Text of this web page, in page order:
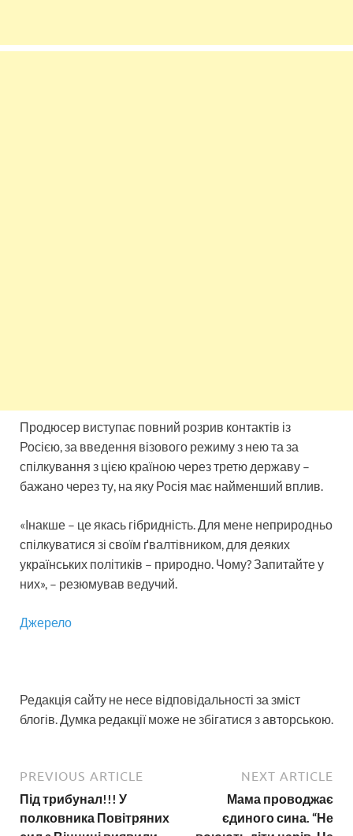
Продюсер виступає повний розрив контактів із
Росією, за введення візового режиму з нею та за
спілкування з цією країною через третю державу –
бажано через ту, на яку Росія має найменший вплив.
«Інакше – це якась гібридність. Для мене неприродньо
спілкуватися зі своїм ґвалтівником, для деяких
українських політиків – природно. Чому? Запитайте у
них», – резюмував ведучий.
Джерело
Редакція сайту не несе відповідальності за зміст
блогів. Думка редакції може не збігатися з авторською.
PREVIOUS ARTICLE
Під трибунал!!! У
полковника Повітряних
NEXT ARTICLE
Мама проводжає
єдиного сина. “Не